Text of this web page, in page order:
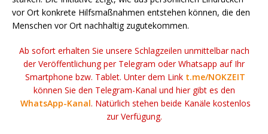
vor Ort konkrete Hilfsmaßnahmen entstehen können, die den
Menschen vor Ort nachhaltig zugutekommen.
Ab sofort erhalten Sie unsere Schlagzeilen unmittelbar nach
der Veröffentlichung per Telegram oder Whatsapp auf Ihr
Smartphone bzw. Tablet. Unter dem Link t.me/NOKZEIT
können Sie den Telegram-Kanal und hier gibt es den
WhatsApp-Kanal. Natürlich stehen beide Kanäle kostenlos
zur Verfügung.